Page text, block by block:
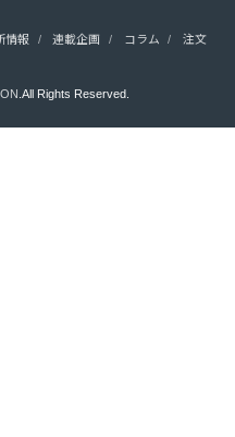
情報 連載企画 コラム 注文
.All Rights Reserved.